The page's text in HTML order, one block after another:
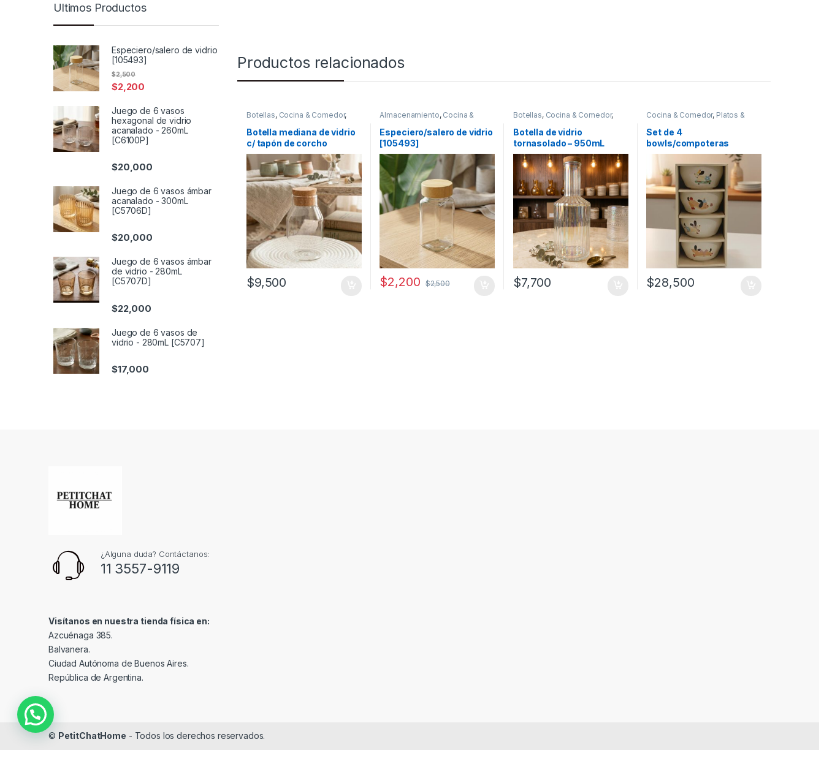
Productos relacionados
Botellas, Cocina & Comedor,
líquidos
Botella mediana de vidrio
c/ tapón de corcho
(105472)
$9,500
Almacenamiento, Cocina &
Especiero/salero de vidrio
[105493]
$2,200 $2,500
Botellas, Cocina & Comedor,
líquidos
Botella de vidrio
tornasolado – 950mL
(56110-T)
$7,700
Cocina & Comedor, Platos &
Set de 4
bowls/compoteras
$28,500
Ultimos Productos
Especiero/salero de vidrio
[105493]
$2,200
$2,500
Juego de 6 vasos
hexagonal de vidrio
acanalado - 260mL
[C6100P]
$20,000
Juego de 6 vasos ámbar
acanalado - 300mL
[C5706D]
$20,000
Juego de 6 vasos ámbar
de vidrio - 280mL
[C5707D]
$22,000
Juego de 6 vasos de
vidrio - 280mL [C5707]
$17,000
¿Alguna duda? Contáctanos:
11 3557-9119
Visítanos en nuestra tienda física en:
Azcuénaga 385.
Balvanera.
Ciudad Autónoma de Buenos Aires.
República de Argentina.
© PetitChatHome - Todos los derechos reservados.